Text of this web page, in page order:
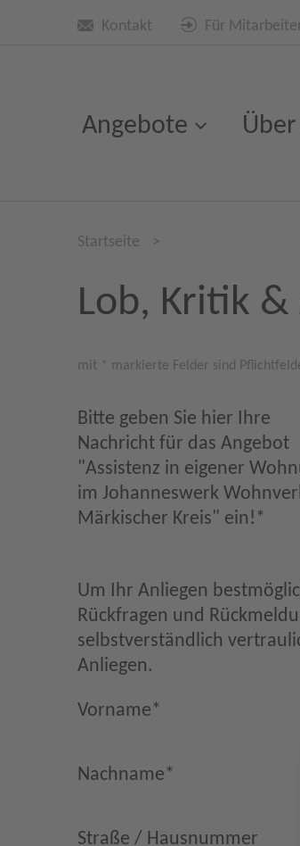
Kontakt Für
Angebote
Startseite >
Lob, Kritik
mit * markierte Felder sind
Bitte geben Sie hier Ihre
Nachricht für das Angebot
"Assistenz in eigener
im Johanneswerk
Märkischer Kreis" ein! *
Um Ihr Anliegen
Rückfragen und Rückmeldung Ihre Kontaktdaten. Diese behandeln wir
selbstverständlich vertraulich und
Anliegen.
Vorname*
Nachname*
Straße / Hausnummer